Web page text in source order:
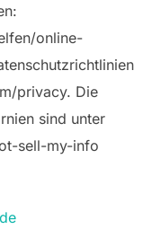
online-
privacy. Die
sind unter
sell-my-info